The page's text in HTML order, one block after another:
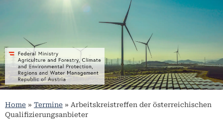
Home » Termine » Arbeitskreistreffen der österreichischen
Qualifizierungsanbieter